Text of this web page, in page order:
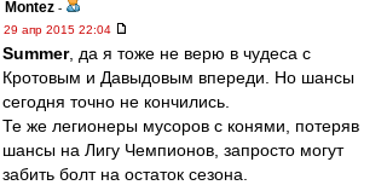
Montez -
29 апр 2015 22:04
Summer, да я тоже не верю в чудеса с
Кротовым и Давыдовым впереди. Но шансы
сегодня точно не кончились.
Те же легионеры мусоров с конями, потеряв
шансы на Лигу Чемпионов, запросто могут
забить болт на остаток сезона.